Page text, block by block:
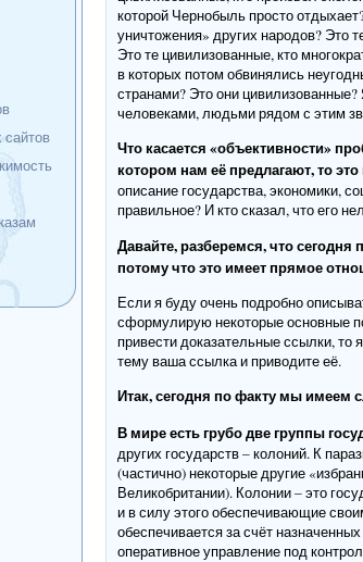
сайтов
которой Чернобыль просто
уничтожения» других народов? Это
Это те цивилизованные, кто
в которых потом обвинялись
странами? Это они
человеками, людьми рядом с этим
Что касается «объективности»
котором нам её предлагают, то
описание государства, экономики,
правильное? И кто сказал, что его
Давайте, разберемся, что
потому что это имеет прямое
Если я буду очень подробно
сформулирую некоторые основные
привести доказательные ссылки, то
тему ваша ссылка и приводите её.
Итак, сегодня по факту мы имеем
В мире есть грубо две группы
других государств – колоний. К
(частично) некоторые другие
Великобритании). Колонии – это
и в силу этого обеспечивающие
обеспечивается за счёт
оперативное управление под